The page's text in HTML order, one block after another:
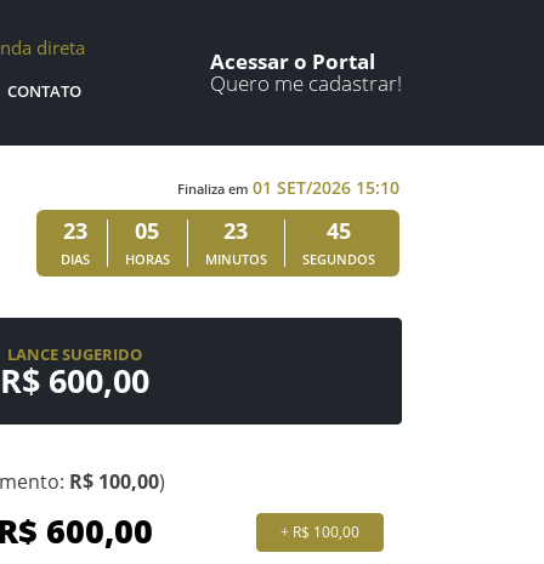
direta
CONTATO
Acessar o Portal
Quero me cadastrar!
Finaliza em 01 SET/2026 15:10
23
DIAS
05
HORAS
23
MINUTOS
45
SEGUNDOS
LANCE SUGERIDO
R$ 600,00
R$ 100,00)
+ R$ 100,00